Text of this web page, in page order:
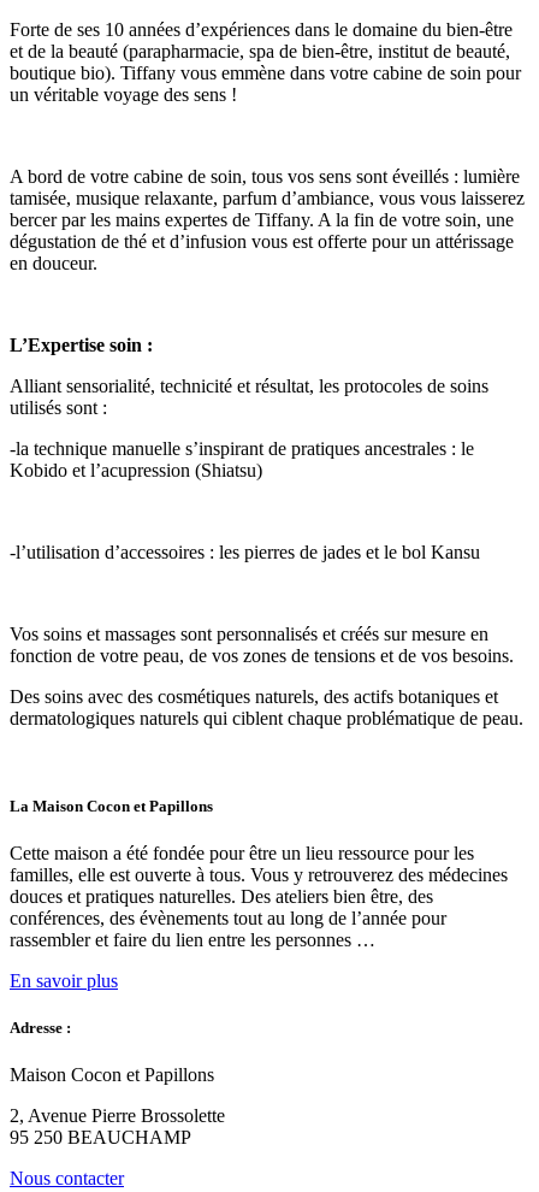
Forte de ses 10 années d’expériences dans le domaine du bien-être
et de la beauté (parapharmacie, spa de bien-être, institut de beauté,
boutique bio). Tiffany vous emmène dans votre cabine de soin pour
un véritable voyage des sens !
A bord de votre cabine de soin, tous vos sens sont éveillés : lumière
tamisée, musique relaxante, parfum d’ambiance, vous vous laisserez
bercer par les mains expertes de Tiffany. A la fin de votre soin, une
dégustation de thé et d’infusion vous est offerte pour un attérissage
en douceur.
L’Expertise soin :
Alliant sensorialité, technicité et résultat, les protocoles de soins
utilisés sont :
-la technique manuelle s’inspirant de pratiques ancestrales : le
Kobido et l’acupression (Shiatsu)
-l’utilisation d’accessoires : les pierres de jades et le bol Kansu
Vos soins et massages sont personnalisés et créés sur mesure en
fonction de votre peau, de vos zones de tensions et de vos besoins.
Des soins avec des cosmétiques naturels, des actifs botaniques et
dermatologiques naturels qui ciblent chaque problématique de peau.
La Maison Cocon et Papillons
Cette maison a été fondée pour être un lieu ressource pour les
familles, elle est ouverte à tous. Vous y retrouverez des médecines
douces et pratiques naturelles. Des ateliers bien être, des
conférences, des évènements tout au long de l’année pour
rassembler et faire du lien entre les personnes …
En savoir plus
Adresse :
Maison Cocon et Papillons
2, Avenue Pierre Brossolette
95 250 BEAUCHAMP
Nous contacter